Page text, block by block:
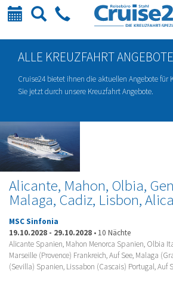
Kalender
SucheTelefon
ALLE KREUZFAHRT ANGEBOTE
Cruise24 bietet ihnen die aktuellen Angebote für
Sie jetzt durch unsere Kreuzfahrt Angebote.
Alicante, Mahon, Olbia,
Malaga, Cadiz, Lisbon,
MSC Sinfonia
19.10.2028 - 29.10.2028 • 10 Nächte
Alicante Spanien, Mahon Menorca Spanien, Olbia
Marseille (Provence) Frankreich, Auf See, Malaga
(Sevilla) Spanien, Lissabon (Cascais) Portugal, Auf